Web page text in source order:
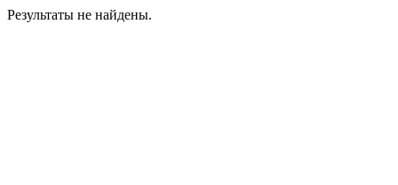
Результаты не найдены.